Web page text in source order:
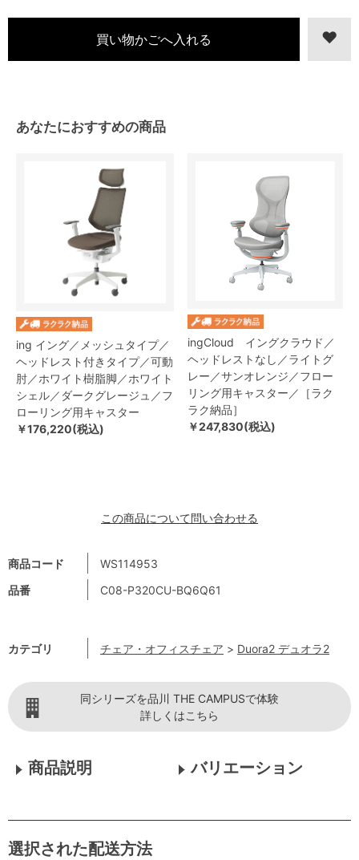
商品コード
WS114953
品番
C08-P320CU-BQ6Q61
カテゴリ チェア・オフィスチェア > Duora2 デュオラ2
あなたにおすすめの商品
ing イング／メッシュタイプ／
ヘッドレスト付きタイプ／可動
肘／ホワイト樹脂脚／ホワイト
シェル／ダークグレージュ／フ
ローリング用キャスター
￥176,220(税込)
ingCloud イングクラウド／
ヘッドレストなし／ライトグ
レー／サンオレンジ／フロー
リング用キャスター／［ラク
ラク納品］
￥247,830(税込)
この商品について問い合わせる
同シリーズを品川 THE CAMPUSで体験
詳しくはこちら
商品説明 バリエーション
選択された配送方法